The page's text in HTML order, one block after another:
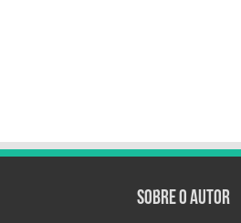
Sobre o autor